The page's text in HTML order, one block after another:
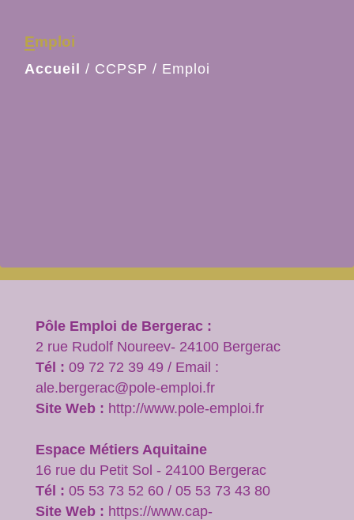
Emploi
Accueil / CCPSP / Emploi
Pôle Emploi de Bergerac :
2 rue Rudolf Noureev- 24100 Bergerac
Tél : 09 72 72 39 49 / Email :
ale.bergerac@pole-emploi.fr
Site Web : http://www.pole-emploi.fr
Espace Métiers Aquitaine
16 rue du Petit Sol - 24100 Bergerac
Tél : 05 53 73 52 60 / 05 53 73 43 80
Site Web : https://www.cap-